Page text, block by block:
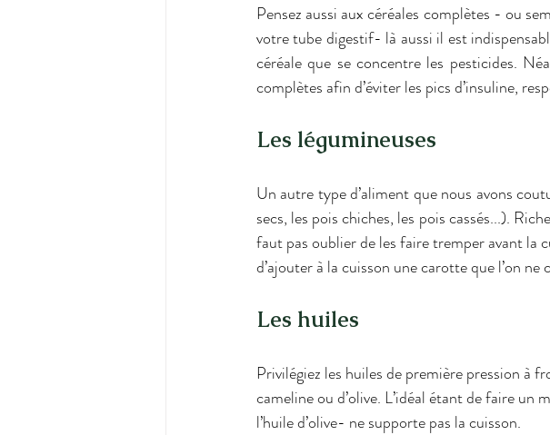
Pensez aussi aux céréales complètes - ou
votre tube digestif- là aussi il est
céréale que se concentre les pesticides.
complètes afin d’éviter les pics d’insuline,
Les légumineuses
Un autre type d’aliment que nous avons
secs, les pois chiches, les pois cassés...).
faut pas oublier de les faire tremper avant la
d’ajouter à la cuisson une carotte que l’on
Les huiles
Privilégiez les huiles de première pression à
cameline ou d’olive. L’idéal étant de faire
l’huile d’olive- ne supporte pas la cuisson.